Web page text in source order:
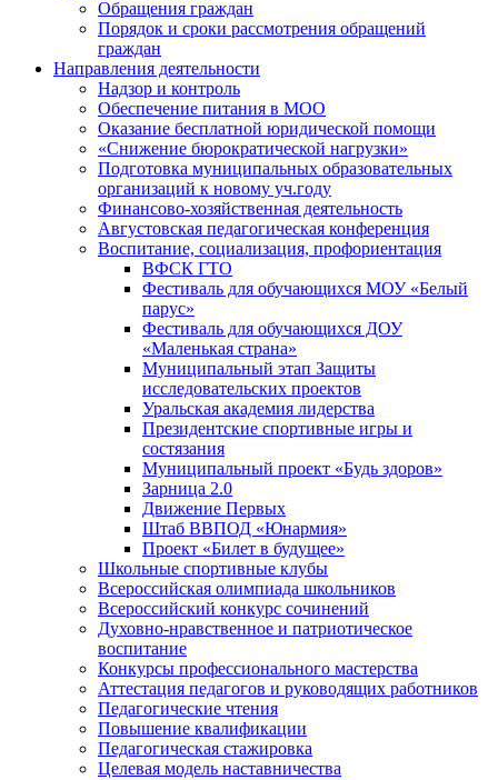
Обращения граждан
Порядок и сроки рассмотрения обращений
граждан
Направления деятельности
Надзор и контроль
Обеспечение питания в МОО
Оказание бесплатной юридической помощи
«Снижение бюрократической нагрузки»
Подготовка муниципальных образовательных
организаций к новому уч.году
Финансово-хозяйственная деятельность
Августовская педагогическая конференция
Воспитание, социализация, профориентация
ВФСК ГТО
Фестиваль для обучающихся МОУ «Белый
парус»
Фестиваль для обучающихся ДОУ
«Маленькая страна»
Муниципальный этап Защиты
исследовательских проектов
Уральская академия лидерства
Президентские спортивные игры и
состязания
Муниципальный проект «Будь здоров»
Зарница 2.0
Движение Первых
Штаб ВВПОД «Юнармия»
Проект «Билет в будущее»
Школьные спортивные клубы
Всероссийская олимпиада школьников
Всероссийский конкурс сочинений
Духовно-нравственное и патриотическое
воспитание
Конкурсы профессионального мастерства
Аттестация педагогов и руководящих работников
Педагогические чтения
Повышение квалификации
Педагогическая стажировка
Целевая модель наставничества